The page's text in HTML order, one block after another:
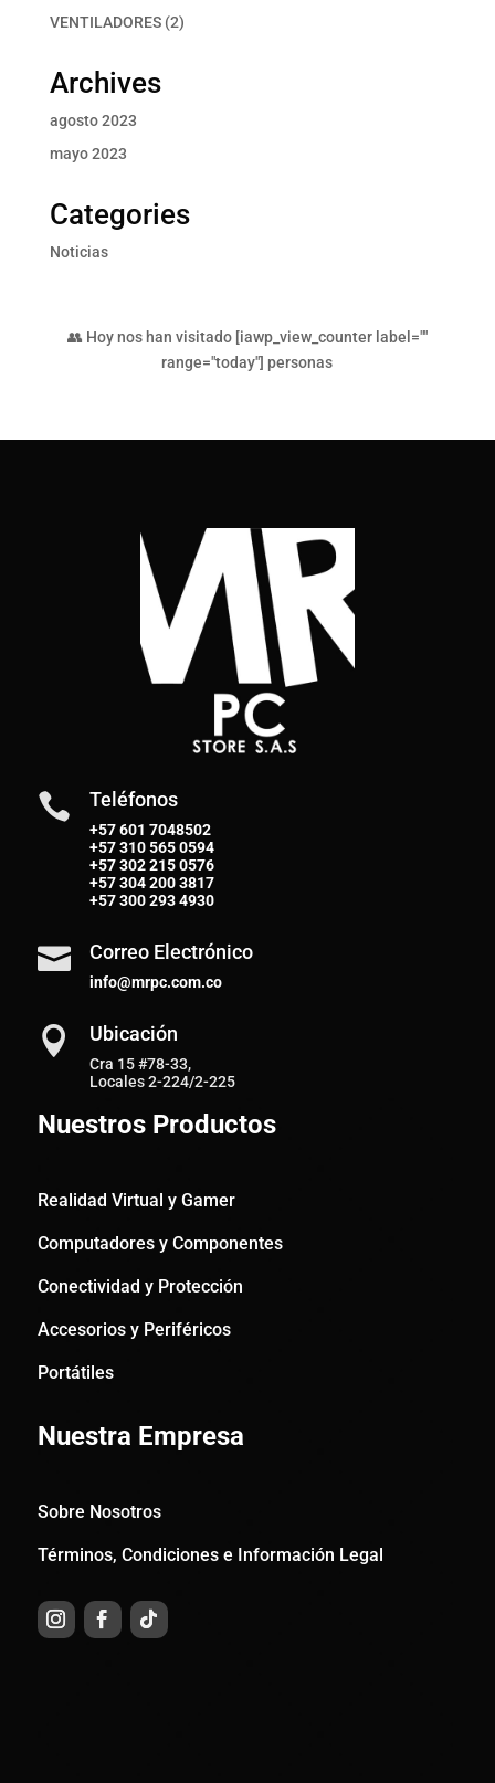
productos
VENTILADORES 22
Archives
agosto 2023
mayo 2023
Categories
Noticias
👥 Hoy nos han visitado [iawp_view_counter label=""
range="today"] personas
 Teléfonos
+57 601 7048502
+57310 565 0594
+57302 215 0576
+57304 200 3817
+57300 293 4930
 Correo Electrónico
info@mrpc.com.co
 Ubicación
Cra 15 #78-33,
Locales 2-224/2-225
Nuestros Productos
Realidad Virtual y Gamer
Computadores y Componentes
Conectividad y Protección
Accesorios y Periféricos
Portátiles
Nuestra Empresa
Sobre Nosotros
Términos, Condiciones e Información Legal